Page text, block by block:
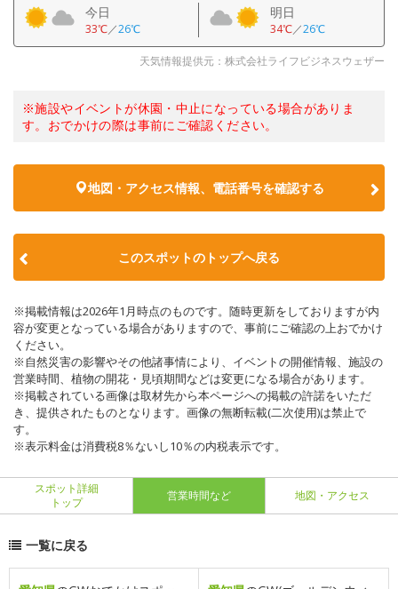
今日
33℃／26℃
明日
34℃／26℃
天気情報提供元：株式会社ライフビジネスウェザー
※施設やイベントが休園・中止になっている場合がありま
す。おでかけの際は事前にご確認ください。
地図・アクセス情報、電話番号を確認する
このスポットのトップへ戻る
※掲載情報は2026年1月時点のものです。随時更新をしておりますが内
容が変更となっている場合がありますので、事前にご確認の上おでかけ
ください。
※自然災害の影響やその他諸事情により、イベントの開催情報、施設の
営業時間、植物の開花・見頃期間などは変更になる場合があります。
※掲載されている画像は取材先から本ページへの掲載の許諾をいただ
き、提供されたものとなります。画像の無断転載(二次使用)は禁止で
す。
※表示料金は消費税8％ないし10％の内税表示です。
スポット詳細
トップ
営業時間など 地図・アクセス
一覧に戻る